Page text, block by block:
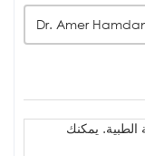
Dr. Amer
الطبية. يمكنك